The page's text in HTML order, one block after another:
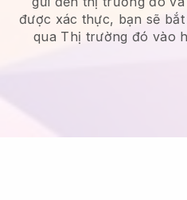
được xác thực, bạn sẽ
qua Thị trường đó vào